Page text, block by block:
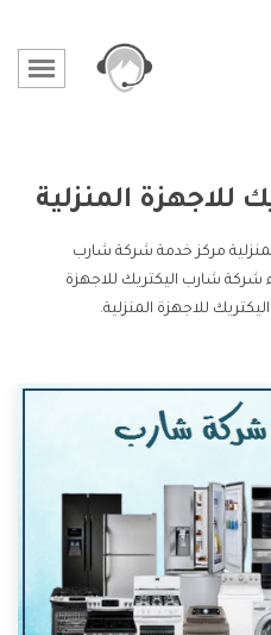
للاجهزة المنزلية
مركز خدمة شركة شارب
شركة شارب اليكتريك للاجهزة
للاجهزة المنزلية.